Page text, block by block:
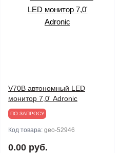
V70B автономный LED
монитор 7,0' Adronic
ПО ЗАПРОСУ
Код товара: geo-52946
0.00 руб.